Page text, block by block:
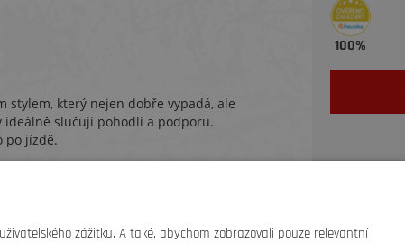
stylem, který nejen dobře vypadá, ale
ideálně slučují pohodlí a podporu.
po jízdě.
měkké tkáně.
100%
zážitku. A také, abychom zobrazovali pouze relevantní